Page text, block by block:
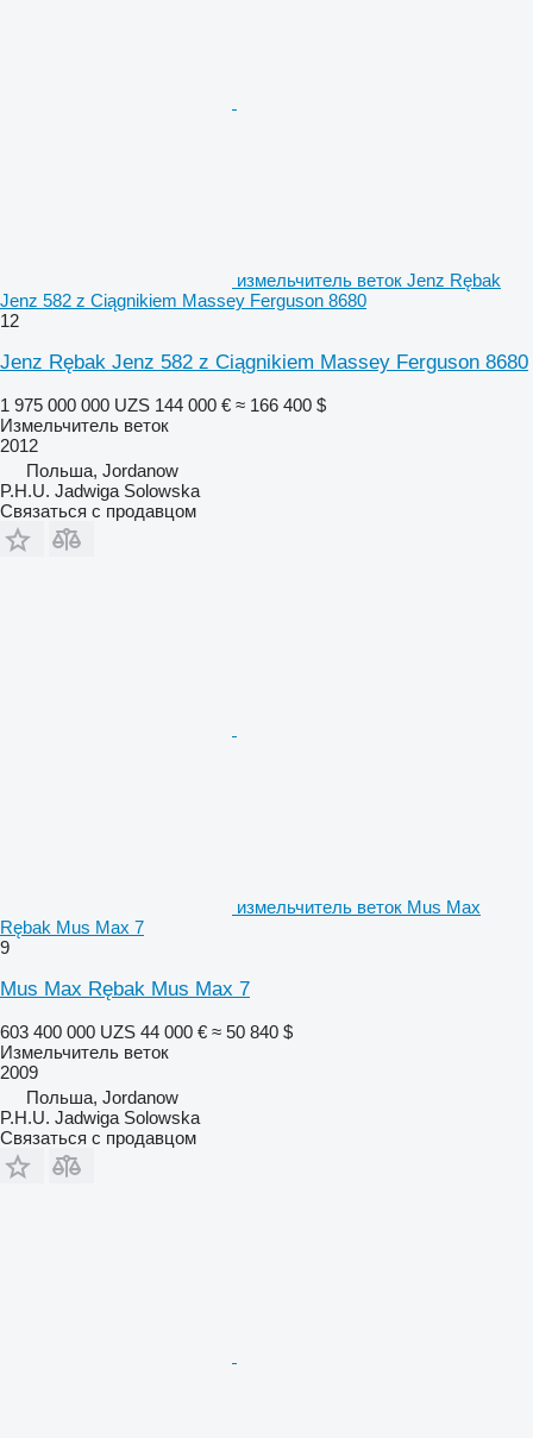
измельчитель веток Jenz Rębak
Jenz 582 z Ciągnikiem Massey Ferguson 8680
12
Jenz Rębak Jenz 582 z Ciągnikiem Massey Ferguson 8680
1 975 000 000 UZS 144 000 € ≈ 166 400 $
Измельчитель веток
2012
Польша, Jordanow
P.H.U. Jadwiga Solowska
Связаться с продавцом
измельчитель веток Mus Max
Rębak Mus Max 7
9
Mus Max Rębak Mus Max 7
603 400 000 UZS 44 000 € ≈ 50 840 $
Измельчитель веток
2009
Польша, Jordanow
P.H.U. Jadwiga Solowska
Связаться с продавцом